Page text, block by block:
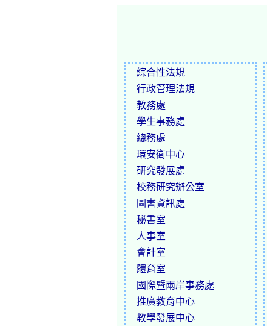
綜合性法規
行政管理法規
教務處
學生事務處
總務處
環安衛中心
研究發展處
校務研究辦公室
圖書資訊處
秘書室
人事室
會計室
體育室
國際暨兩岸事務處
推廣教育中心
教學發展中心